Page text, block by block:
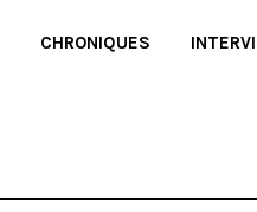
CHRONIQUES